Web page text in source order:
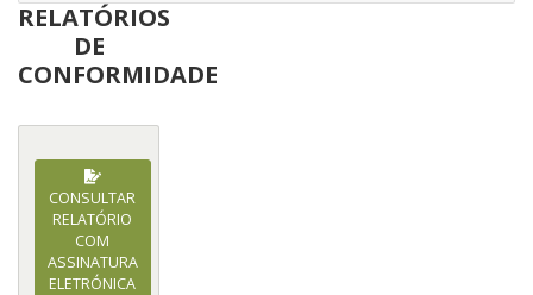
RELATÓRIOS
DE
CONFORMIDADE
CONSULTAR
RELATÓRIO
COM
ASSINATURA
ELETRÓNICA